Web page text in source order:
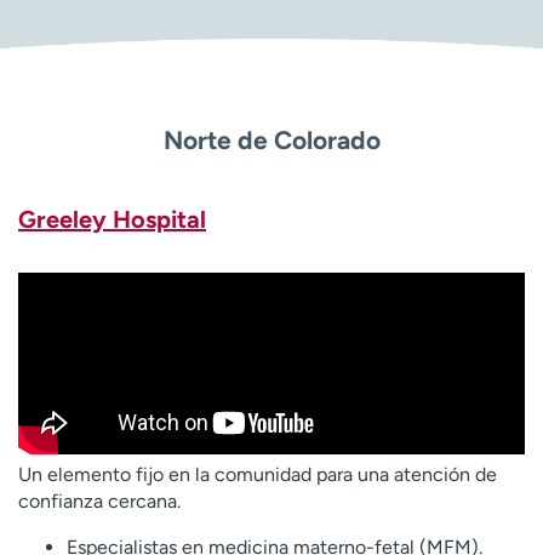
Norte de Colorado
Greeley Hospital
Un elemento fijo en la comunidad para una atención de
confianza cercana.
Especialistas en medicina materno-fetal (MFM).